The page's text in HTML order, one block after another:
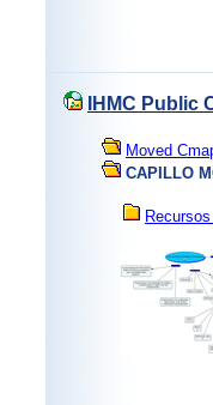
IHMC Public
Moved
CAPILLO